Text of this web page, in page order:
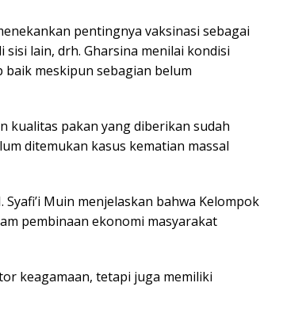
pentingnya vaksinasi sebagai
lain, drh. Gharsina menilai kondisi
baik meskipun sebagian belum
kualitas pakan yang diberikan sudah
ditemukan kasus kematian massal
Muin menjelaskan bahwa Kelompok
pembinaan ekonomi masyarakat
keagamaan, tetapi juga memiliki